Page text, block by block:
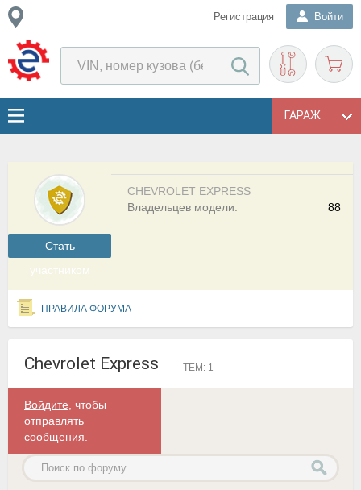
Регистрация Войти
ГАРАЖ
Cтать
участником
CHEVROLET EXPRESS
88
Владельцев модели:
ПРАВИЛА ФОРУМА
Chevrolet Express ТЕМ: 1
Войдите , чтобы
отправлять
сообщения.